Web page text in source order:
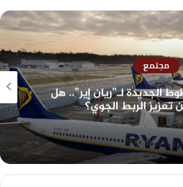
مجتمع
الجديدة لـ”ريان إير”.. هل
تعزيز الربط الجوي؟